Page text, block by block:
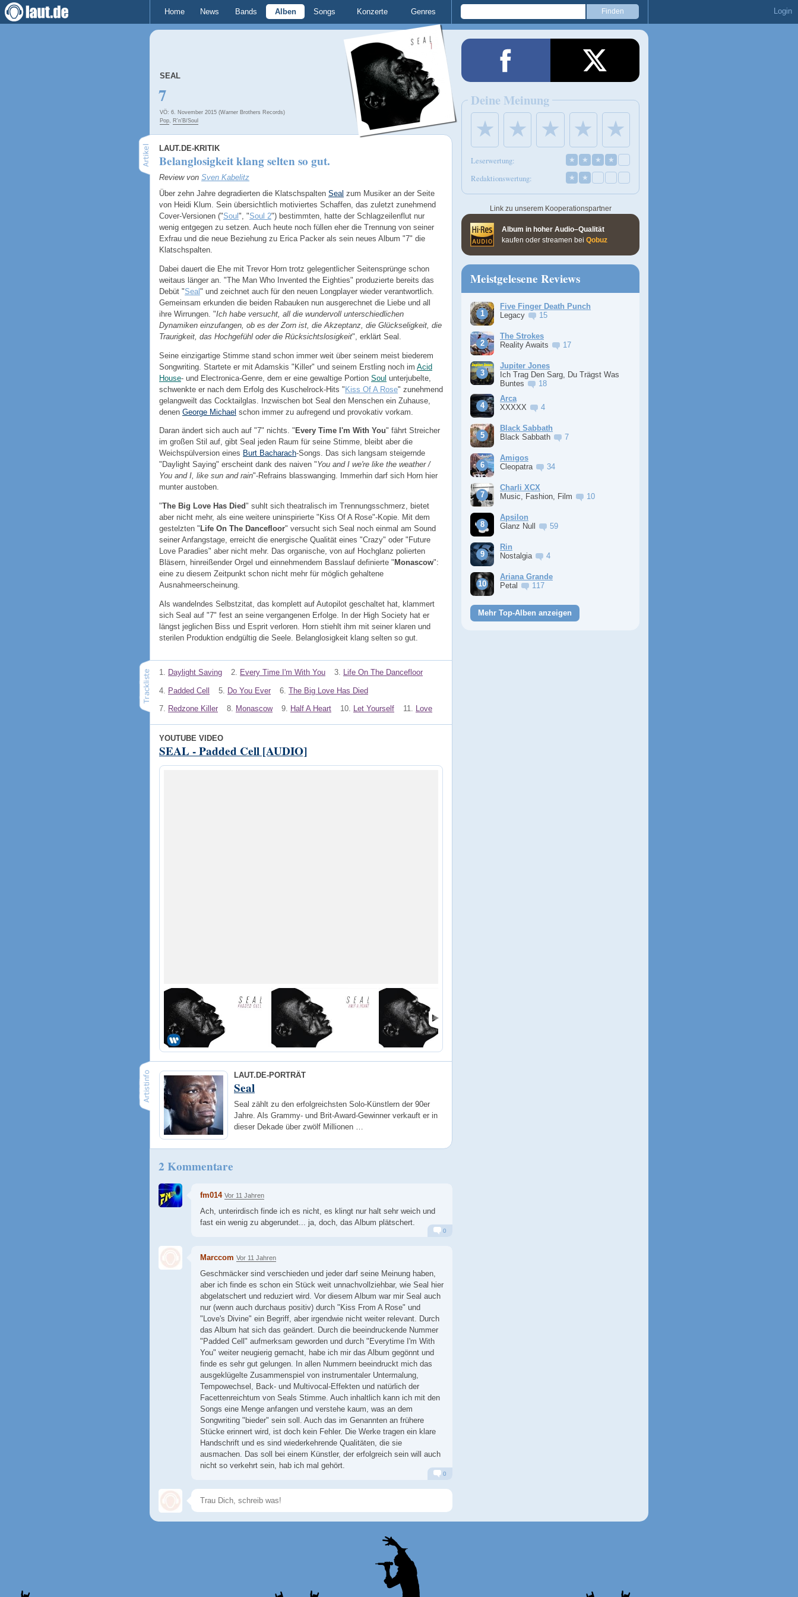
Home News Bands Alben Songs Konzerte Genres Login
SEAL
7
VÖ: 6. November 2015 (Warner Brothers Records)
Pop, R'n'B/Soul
LAUT.DE-KRITIK
Belanglosigkeit klang selten so gut.
Review von Sven Kabelitz
Über zehn Jahre degradierten die Klatschspalten Seal zum Musiker an der Seite
von Heidi Klum. Sein übersichtlich motiviertes Schaffen, das zuletzt zunehmend
Cover-Versionen ("Soul ", "Soul 2") bestimmten, hatte der Schlagzeilenflut nur
wenig entgegen zu setzen. Auch heute noch füllen eher die Trennung von seiner
Exfrau und die neue Beziehung zu Erica Packer als sein neues Album "7" die
Klatschspalten.
Dabei dauert die Ehe mit Trevor Horn trotz gelegentlicher Seitensprünge schon
weitaus länger an. "The Man Who Invented the Eighties" produzierte bereits das
Debüt "Seal " und zeichnet auch für den neuen Longplayer wieder verantwortlich.
Gemeinsam erkunden die beiden Rabauken nun ausgerechnet die Liebe und all
ihre Wirrungen. "Ich habe versucht, all die wundervoll unterschiedlichen
Dynamiken einzufangen, ob es der Zorn ist, die Akzeptanz, die Glückseligkeit, die
Traurigkeit, das Hochgefühl oder die Rücksichtslosigkeit", erklärt Seal.
Seine einzigartige Stimme stand schon immer weit über seinem meist biederem
Songwriting. Startete er mit Adamskis "Killer" und seinem Erstling noch im Acid
House- und Electronica-Genre, dem er eine gewaltige Portion Soul unterjubelte,
schwenkte er nach dem Erfolg des Kuschelrock-Hits "Kiss Of A Rose" zunehmend
gelangweilt das Cocktailglas. Inzwischen bot Seal den Menschen ein Zuhause,
denen George Michael schon immer zu aufregend und provokativ vorkam.
Daran ändert sich auch auf "7" nichts. " Every Time I'm With You" fährt Streicher
im großen Stil auf, gibt Seal jeden Raum für seine Stimme, bleibt aber die
Weichspülversion eines Burt Bacharach-Songs. Das sich langsam steigernde
"Daylight Saying" erscheint dank des naiven "You and I we're like the weather /
You and I, like sun and rain"-Refrains blasswanging. Immerhin darf sich Horn hier
munter austoben.
"The Big Love Has Died" suhlt sich theatralisch im Trennungsschmerz, bietet
aber nicht mehr, als eine weitere uninspirierte "Kiss Of A Rose"-Kopie. Mit dem
gestelzten " Life On The Dancefloor" versucht sich Seal noch einmal am Sound
seiner Anfangstage, erreicht die energische Qualität eines "Crazy" oder "Future
Love Paradies" aber nicht mehr. Das organische, von auf Hochglanz polierten
Bläsern, hinreißender Orgel und einnehmendem Basslauf definierte " Monascow":
eine zu diesem Zeitpunkt schon nicht mehr für möglich gehaltene
Ausnahmeerscheinung.
Als wandelndes Selbstzitat, das komplett auf Autopilot geschaltet hat, klammert
sich Seal auf "7" fest an seine vergangenen Erfolge. In der High Society hat er
längst jeglichen Biss und Esprit verloren. Horn stiehlt ihm mit seiner klaren und
sterilen Produktion endgültig die Seele. Belanglosigkeit klang selten so gut.
1. Daylight Saving 2. Every Time I'm With You 3. Life On The Dancefloor
4. Padded Cell 5. Do You Ever 6. The Big Love Has Died
7. Redzone Killer 8. Monascow 9. Half A Heart 10. Let Yourself 11. Love
YOUTUBE VIDEO
SEAL - Padded Cell [AUDIO]
LAUT.DE-PORTRÄT
Seal
Seal zählt zu den erfolgreichsten Solo-Künstlern der 90er
Jahre. Als Grammy- und Brit-Award-Gewinner verkauft er in
dieser Dekade über zwölf Millionen …
2 Kommentare
fm014 Vor 11 Jahren
Ach, unterirdisch finde ich es nicht, es klingt nur halt sehr weich und
fast ein wenig zu abgerundet... ja, doch, das Album plätschert.
0
Marccom Vor 11 Jahren
Geschmäcker sind verschieden und jeder darf seine Meinung haben,
aber ich finde es schon ein Stück weit unnachvollziehbar, wie Seal hier
abgelatschert und reduziert wird. Vor diesem Album war mir Seal auch
nur (wenn auch durchaus positiv) durch "Kiss From A Rose" und
"Love's Divine" ein Begriff, aber irgendwie nicht weiter relevant. Durch
das Album hat sich das geändert. Durch die beeindruckende Nummer
"Padded Cell" aufmerksam geworden und durch "Everytime I'm With
You" weiter neugierig gemacht, habe ich mir das Album gegönnt und
finde es sehr gut gelungen. In allen Nummern beeindruckt mich das
ausgeklügelte Zusammenspiel von instrumentaler Untermalung,
Tempowechsel, Back- und Multivocal-Effekten und natürlich der
Facettenreichtum von Seals Stimme. Auch inhaltlich kann ich mit den
Songs eine Menge anfangen und verstehe kaum, was an dem
Songwriting "bieder" sein soll. Auch das im Genannten an frühere
Stücke erinnert wird, ist doch kein Fehler. Die Werke tragen ein klare
Handschrift und es sind wiederkehrende Qualitäten, die sie
ausmachen. Das soll bei einem Künstler, der erfolgreich sein will auch
nicht so verkehrt sein, hab ich mal gehört.
Alarm Antworten
0
Speichern
Deine Meinung
★ ★ ★ ★ ★
Leserwertung: ★ ★ ★ ★
Redaktionswertung: ★ ★
Link zu unserem Kooperationspartner
Album in hoher Audio–Qualität
kaufen oder streamen bei Qobuz
Meistgelesene Reviews
Five Finger Death Punch
Legacy
15
The Strokes
Reality Awaits
17
Jupiter Jones
Ich Trag Den Sarg, Du Trägst Was
Buntes
18
Arca
XXXXX
4
Black Sabbath
Black Sabbath
7
Amigos
Cleopatra
34
Charli XCX
Music, Fashion, Film
10
Apsilon
Glanz Null
59
Rin
Nostalgia
4
Ariana Grande
Petal
117
Mehr Top-Alben anzeigen